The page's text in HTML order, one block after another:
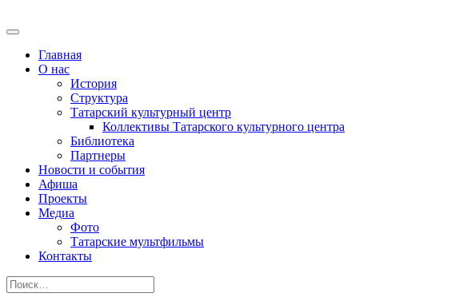
Главная
О нас
История
Структура
Татарский культурный центр
Коллективы Татарского культурного центра
Библиотека
Партнеры
Новости и события
Афиша
Проекты
Медиа
Фото
Татарские мультфильмы
Контакты